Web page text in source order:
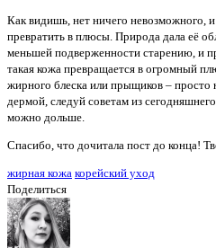
Как видишь, нет ничего
превратить в плюсы. Природа дала её
меньшей подверженности старению, и
такая кожа превращается в огромный
жирного блеска или прыщиков – просто
дермой, следуй советам из
можно дольше.
Спасибо, что дочитала пост до конца!
жирная кожа корейский уход
Поделиться